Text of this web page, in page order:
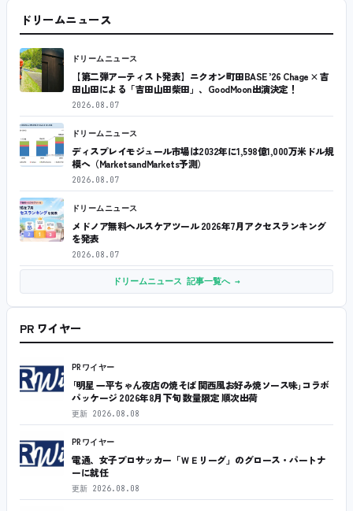
ドリームニュース
ドリームニュース
【第二弾アーティスト発表】ニクオン町田BASE ’26 Chage × 吉
田山田による「吉田山田柴田」、GoodMoon出演決定！
2026.08.07
ドリームニュース
ディスプレイモジュール市場は2032年に1,598億1,000万米ドル規
模へ（MarketsandMarkets予測）
2026.08.07
ドリームニュース
メドノア無料ヘルスケアツール 2026年7月アクセスランキング
を発表
2026.08.07
ドリームニュース 記事一覧へ →
PR ワイヤー
PRワイヤー
｢明星 一平ちゃん夜店の焼そば 関西風お好み焼ソース味｣コラボ
パッケージ 2026年8月下旬 数量限定 順次出荷
更新 2026.08.08
PRワイヤー
電通、女子プロサッカー「ＷＥリーグ」のグロース・パートナ
ーに就任
更新 2026.08.08